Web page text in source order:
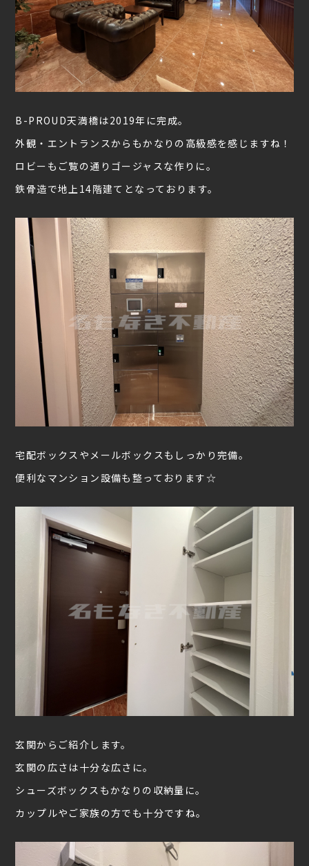
B-PROUD天満橋は2019年に完成。
外観・エントランスからもかなりの高級感を感じますね！
ロビーもご覧の通りゴージャスな作りに。
鉄骨造で地上14階建てとなっております。
宅配ボックスやメールボックスもしっかり完備。
便利なマンション設備も整っております☆
玄関からご紹介します。
玄関の広さは十分な広さに。
シューズボックスもかなりの収納量に。
カップルやご家族の方でも十分ですね。